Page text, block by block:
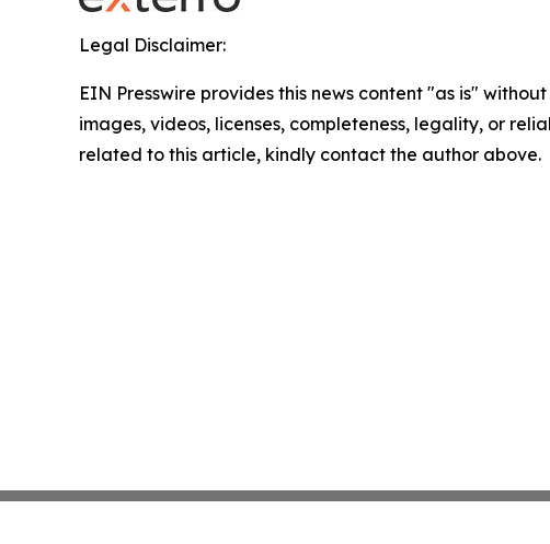
Legal Disclaimer:
EIN Presswire provides this news content "as is"
images, videos, licenses, completeness, legality, or
related to this article, kindly contact the author above.